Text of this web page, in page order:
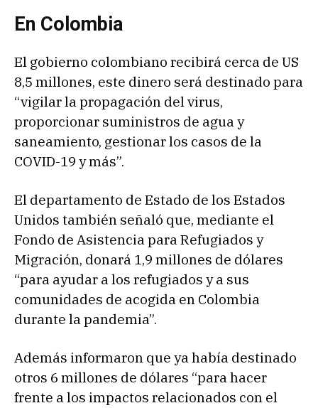
En Colombia
El gobierno colombiano recibirá cerca de US
8,5 millones, este dinero será destinado para
“vigilar la propagación del virus,
proporcionar suministros de agua y
saneamiento, gestionar los casos de la
COVID-19 y más”.
El departamento de Estado de los Estados
Unidos también señaló que, mediante el
Fondo de Asistencia para Refugiados y
Migración, donará 1,9 millones de dólares
“para ayudar a los refugiados y a sus
comunidades de acogida en Colombia
durante la pandemia”.
Además informaron que ya había destinado
otros 6 millones de dólares “para hacer
frente a los impactos relacionados con el